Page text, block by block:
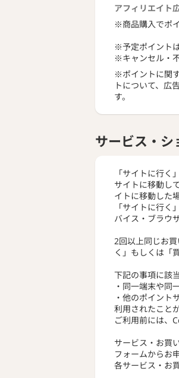
アフィリエイト
※商品購入でポ
※予定ポイント
※キャンセル・
※ポイントに関
トについて、広
す。
サービス・シ
「サイトに行
サイトに移動し
イトに移動した
「サイトに行
バイス・ブラウ
2回以上同じお
く」もしくは「
下記の事項に該
・同一端末や同
・他のポイント
利用されたこと
ご利用前には、
サービス・お買
フォームからお
各サービス・お